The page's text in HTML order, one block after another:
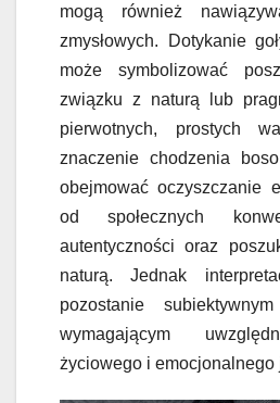
mogą również
zmysłowych. Dotykanie
może symbolizować
związku z naturą lub
pierwotnych, prostych
znaczenie chodzenia
obejmować oczyszczanie
od społecznych
autentyczności oraz
naturą. Jednak
pozostanie
wymagającym
życiowego i emocjonalnego